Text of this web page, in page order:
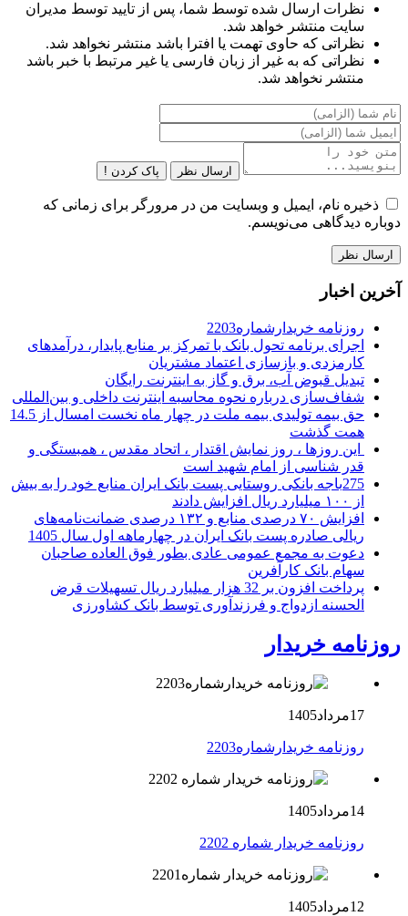
نظرات ارسال شده توسط شما، پس از تایید توسط مدیران
سایت منتشر خواهد شد.
نظراتی که حاوی تهمت یا افترا باشد منتشر نخواهد شد.
نظراتی که به غیر از زبان فارسی یا غیر مرتبط با خبر باشد
منتشر نخواهد شد.
ارسال نظر پاک کردن !
ذخیره نام، ایمیل و وبسایت من در مرورگر برای زمانی که
دوباره دیدگاهی می‌نویسم.
آخرین اخبار
روزنامه خریدارشماره2203
اجرای برنامه تحول بانک با تمرکز بر منابع پایدار، درآمدهای
کارمزدی و بازسازی اعتماد مشتریان
تبدیل قبوض آب، برق و گاز به اینترنت رایگان
شفاف‌سازی درباره نحوه محاسبه اینترنت داخلی و بین‌المللی
حق بیمه تولیدی بیمه ملت در چهار ماه نخست امسال از 14.5
همت گذشت
این روزها ، روز نمایش اقتدار ، اتحاد مقدس ، همبستگی و
قدر شناسی از امام شهید است
275باجه بانکی روستایی پست بانک ایران منابع خود را به بیش
از ۱۰۰ میلیارد ریال افزایش دادند
افزایش ۷۰ درصدی منابع و ۱۳۲ درصدی ضمانت‌نامه‌های
ریالی صادره پست بانک ایران در چهارماهه اول سال 1405
دعوت به مجمع عمومی عادی بطور فوق العاده صاحبان
سهام بانک کارآفرین
پرداخت افزون بر 32 هزار میلیارد ریال تسهیلات قرض
الحسنه ازدواج و فرزندآوری توسط بانک کشاورزی
روزنامه خریدار
17مرداد1405
روزنامه خریدارشماره2203
14مرداد1405
روزنامه خریدار شماره 2202
12مرداد1405